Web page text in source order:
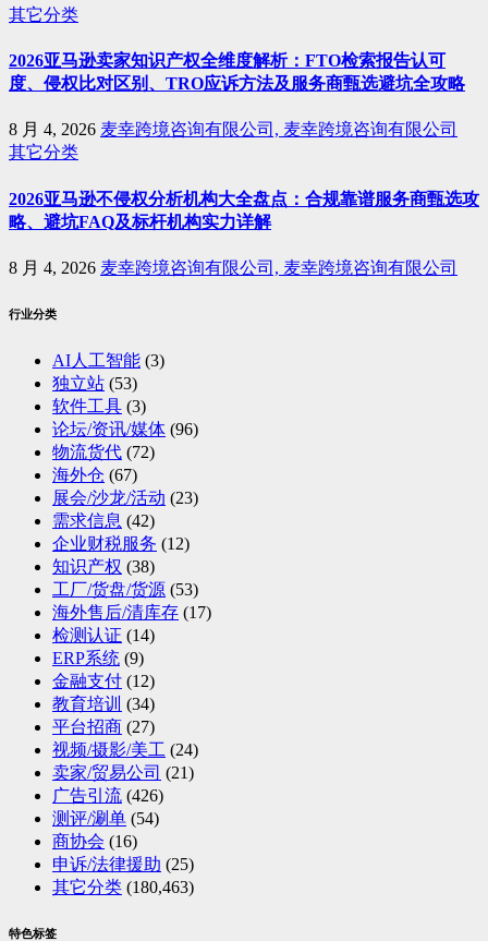
其它分类
2026亚马逊卖家知识产权全维度解析：FTO检索报告认可
度、侵权比对区别、TRO应诉方法及服务商甄选避坑全攻略
8 月 4, 2026 麦幸跨境咨询有限公司, 麦幸跨境咨询有限公司
其它分类
2026亚马逊不侵权分析机构大全盘点：合规靠谱服务商甄选攻
略、避坑FAQ及标杆机构实力详解
8 月 4, 2026 麦幸跨境咨询有限公司, 麦幸跨境咨询有限公司
行业分类
AI人工智能 (3)
独立站 (53)
软件工具 (3)
论坛/资讯/媒体 (96)
物流货代 (72)
海外仓 (67)
展会/沙龙/活动 (23)
需求信息 (42)
企业财税服务 (12)
知识产权 (38)
工厂/货盘/货源 (53)
海外售后/清库存 (17)
检测认证 (14)
ERP系统 (9)
金融支付 (12)
教育培训 (34)
平台招商 (27)
视频/摄影/美工 (24)
卖家/贸易公司 (21)
广告引流 (426)
测评/涮单 (54)
商协会 (16)
申诉/法律援助 (25)
其它分类 (180,463)
特色标签